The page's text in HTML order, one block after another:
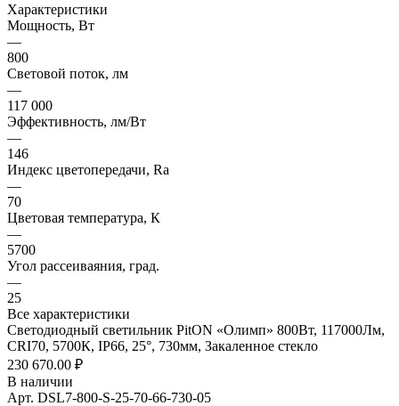
Характеристики
Мощность, Вт
—
800
Световой поток, лм
—
117 000
Эффективность, лм/Вт
—
146
Индекс цветопередачи, Ra
—
70
Цветовая температура, К
—
5700
Угол рассеиваяния, град.
—
25
Все характеристики
Светодиодный светильник PitON «Олимп» 800Вт, 117000Лм,
CRI70, 5700К, IP66, 25°, 730мм, Закаленное стекло
230 670.00 ₽
В наличии
Арт. DSL7-800-S-25-70-66-730-05